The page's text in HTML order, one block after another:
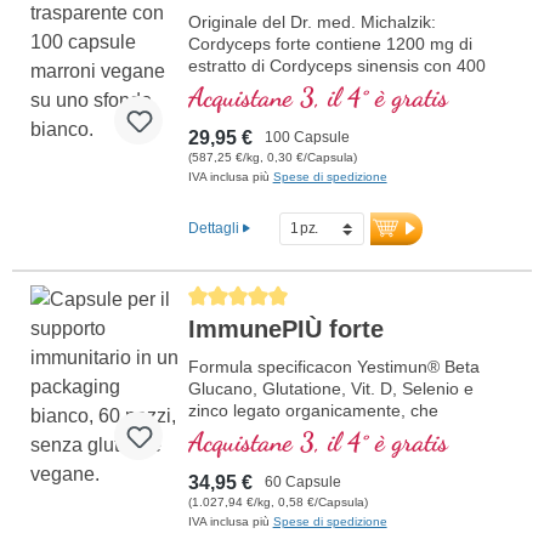
Ulteriori informazioni sul NAC
Originale del Dr. med. Michalzik:
Cordyceps forte contiene 1200 mg di
estratto di Cordyceps sinensis con 400
mg di polisaccaridi per dose giornaliera (3
capsule). Questo integratore alimentare di
alta qualità è privo di additivi ed è prodotto
in Germania. Il sigillo è privo di alluminio.
Acquistane 3, il 4° è gratis
29,95 € 100 Capsule
(587,25 €/kg, 0,30 €/Capsula)
IVA inclusa più Spese di spedizione
Dettagli
Average rating of 5 out of 5 stars
ImmunePIÙ forte
Formula specificacon Yestimun® Beta
Glucano, Glutatione, Vit. D, Selenio e
zinco legato organicamente, che
contribuisce a una normale funzione del
sistema immunitario.
Acquistane 3, il 4° è gratis
34,95 € 60 Capsule
(1.027,94 €/kg, 0,58 €/Capsula)
IVA inclusa più Spese di spedizione